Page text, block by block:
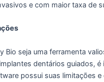
e com maior taxa de
Bio seja uma ferramenta
dentários guiados, é
possui suas limitações e